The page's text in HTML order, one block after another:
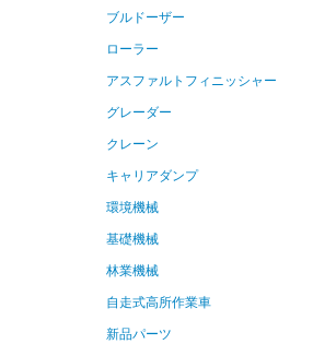
ブルドーザー
ローラー
アスファルトフィニッシャー
グレーダー
クレーン
キャリアダンプ
環境機械
基礎機械
林業機械
自走式高所作業車
新品パーツ